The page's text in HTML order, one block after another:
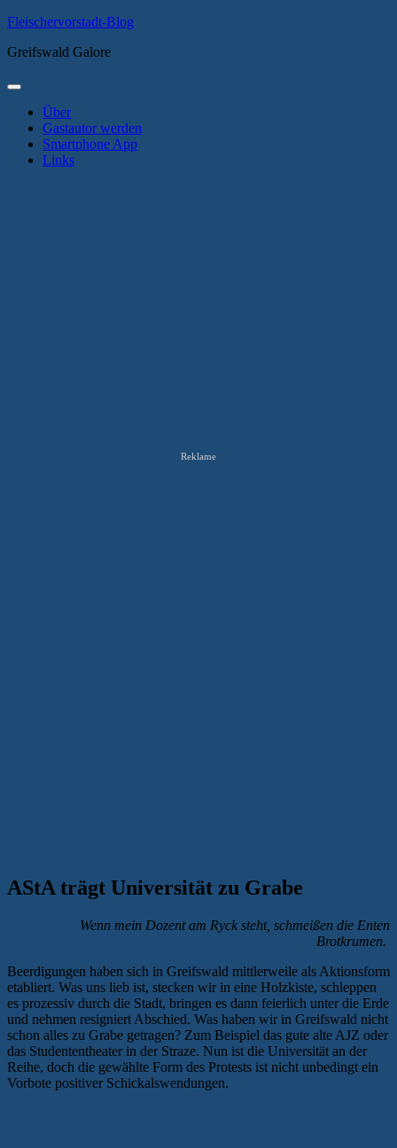
Zum
springen
Fleischervorstadt-Blog
Greifswald Galore
Primäres
Über
Gastautor werden
Smartphone App
Links
Reklame
AStA trägt Universität zu Grabe
Wenn mein Dozent am Ryck steht, schmeißen die Enten
Brotkrumen.
Beerdigungen haben sich in Greifswald mittlerweile als Aktionsform
etabliert. Was uns lieb ist, stecken wir in eine Holzkiste, schleppen
es prozessiv durch die Stadt, bringen es dann feierlich unter die Erde
und nehmen resigniert Abschied. Was haben wir in Greifswald nicht
schon alles zu Grabe getragen? Zum Beispiel das gute alte AJZ oder
das Studententheater in der Straze. Nun ist die Universität an der
Reihe, doch die gewählte Form des Protests ist nicht unbedingt ein
Vorbote positiver Schickalswendungen.